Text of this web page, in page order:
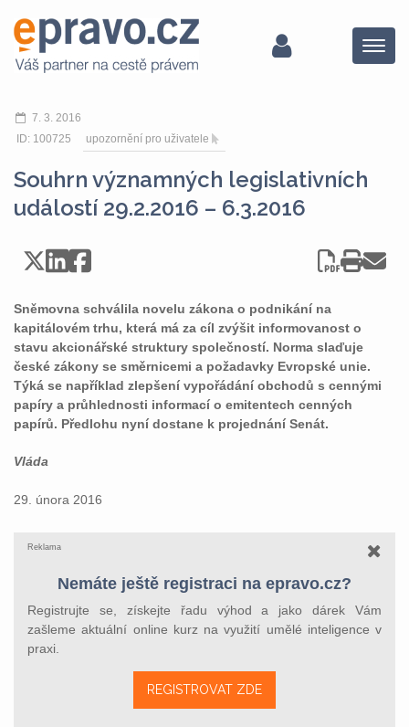
Menu
7. 3. 2016
ID: 100725
upozornění pro uživatele
Souhrn významných legislativních
událostí 29.2.2016 – 6.3.2016
Sněmovna schválila novelu zákona o podnikání na
kapitálovém trhu, která má za cíl zvýšit informovanost o
stavu akcionářské struktury společností. Norma slaďuje
české zákony se směrnicemi a požadavky Evropské unie.
Týká se například zlepšení vypořádání obchodů s cennými
papíry a průhlednosti informací o emitentech cenných
papírů. Předlohu nyní dostane k projednání Senát.
Vláda
29. února 2016
Reklama
Nemáte ještě registraci na epravo.cz?
Registrujte se, získejte řadu výhod a jako dárek Vám
zašleme aktuální online kurz na využití umělé inteligence v
praxi.
REGISTROVAT ZDE